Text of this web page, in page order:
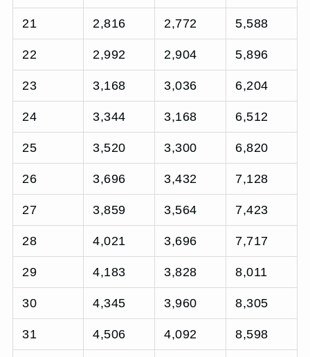
21 2,816 2,772 5,588
22 2,992 2,904 5,896
23 3,168 3,036 6,204
24 3,344 3,168 6,512
25 3,520 3,300 6,820
26 3,696 3,432 7,128
27 3,859 3,564 7,423
28 4,021 3,696 7,717
29 4,183 3,828 8,011
30 4,345 3,960 8,305
31 4,506 4,092 8,598